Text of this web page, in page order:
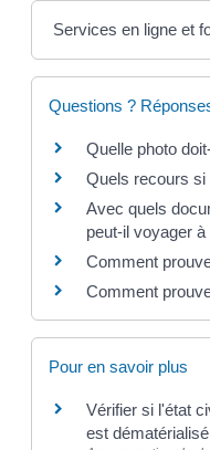
Services en ligne et
Questions ?
Quelle photo
Quels recours
Avec quels
peut-il voyager
Comment
Comment
Pour en savoir plus
Vérifier si l'état
est dématérialisé